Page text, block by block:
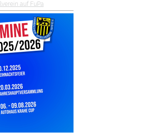
auf FuPa